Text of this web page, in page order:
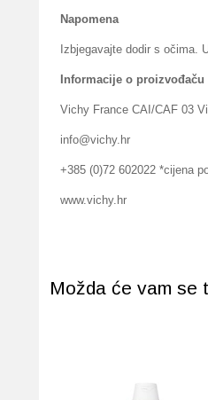
Napomena
Izbjegavajte dodir s očima.
Informacije o proizvođaču
Vichy France CAI/CAF 03
info@vichy.hr
+385 (0)72 602022 *cijena
www.vichy.hr
Možda će vam se